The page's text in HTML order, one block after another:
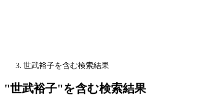
世武裕子を含む検索結果
"世武裕子"を含む検索結果